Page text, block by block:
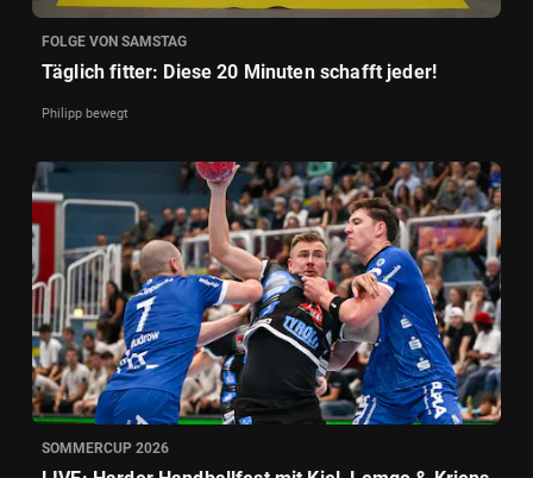
FOLGE VON SAMSTAG
Täglich fitter: Diese 20 Minuten schafft jeder!
Philipp bewegt
SOMMERCUP 2026